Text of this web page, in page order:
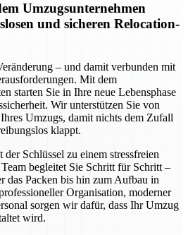
Umzugsunternehmen
und sicheren Relocation-
– und damit verbunden mit
Mit dem
starten Sie in Ihre neue Lebensphase
Wir unterstützen Sie von
Umzugs, damit nichts dem Zufall
klappt.
Schlüssel zu einem stressfreien
begleitet Sie Schritt für Schritt –
das Packen bis hin zum Aufbau in
Organisation, moderner
sorgen wir dafür, dass Ihr Umzug
wird.